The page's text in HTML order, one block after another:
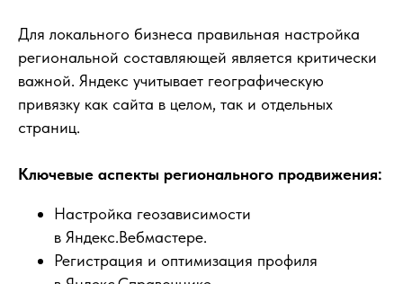
Для локального бизнеса правильная настройка
региональной составляющей является критически
важной. Яндекс учитывает географическую
привязку как сайта в целом, так и отдельных
страниц.
Ключевые аспекты регионального продвижения:
Настройка геозависимости
в Яндекс.Вебмастере.
Регистрация и оптимизация профиля